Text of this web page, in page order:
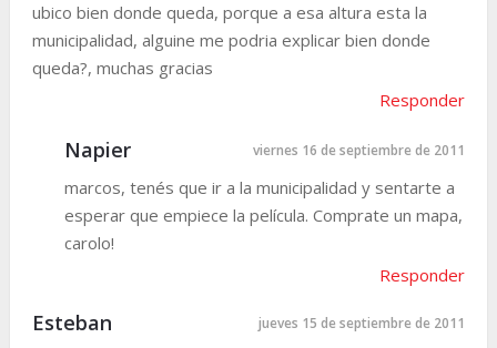
ubico bien donde queda, porque a esa altura esta la
municipalidad, alguine me podria explicar bien donde
queda?, muchas gracias
Responder
Napier viernes 16 de septiembre de 2011
marcos, tenés que ir a la municipalidad y sentarte a
esperar que empiece la película. Comprate un mapa,
carolo!
Responder
Esteban jueves 15 de septiembre de 2011